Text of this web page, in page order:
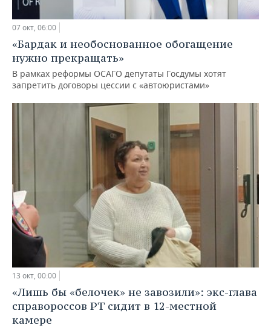
07 окт, 06:00
«Бардак и необоснованное обогащение
нужно прекращать»
В рамках реформы ОСАГО депутаты Госдумы хотят
запретить договоры цессии с «автоюристами»
13 окт, 00:00
«Лишь бы «белочек» не завозили»: экс-глава
справороссов РТ сидит в 12-местной
камере